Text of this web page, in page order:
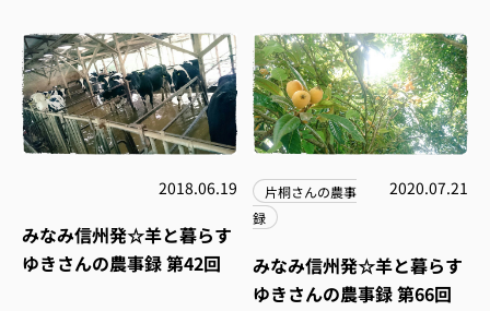
2018.06.19
みなみ信州発☆羊と暮らす
ゆきさんの農事録 第42回
片桐さんの農事
録
2020.07.21
みなみ信州発☆羊と暮らす
ゆきさんの農事録 第66回